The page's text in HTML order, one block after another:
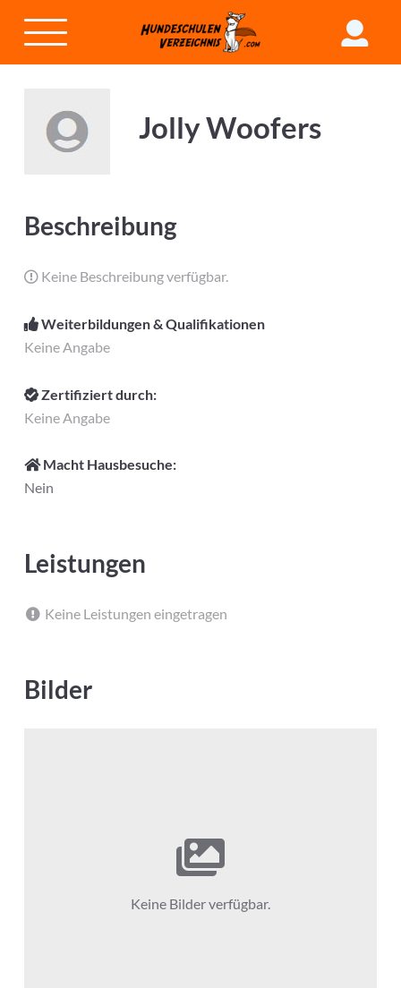
Jolly Woofers
Beschreibung
Keine Beschreibung verfügbar.
Weiterbildungen & Qualifikationen
Keine Angabe
Zertifiziert durch:
Keine Angabe
Macht Hausbesuche:
Nein
Leistungen
Keine Leistungen eingetragen
Bilder
Keine Bilder verfügbar.